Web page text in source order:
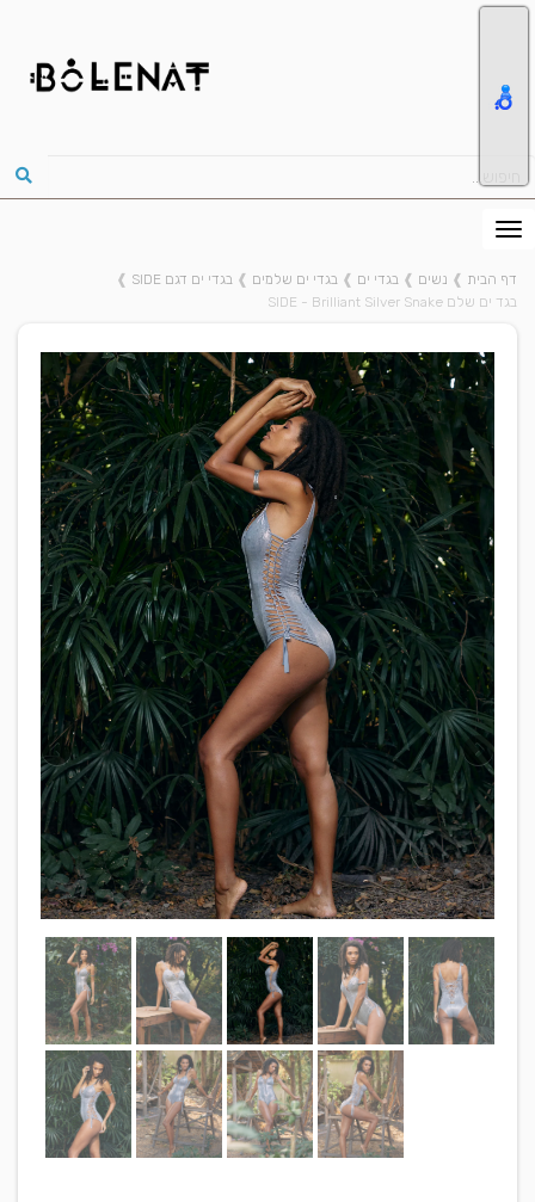
דף הבית ❱ נשים ❱ בגדי ים ❱ בגדי ים שלמים ❱ בגדי ים דגם SIDE
❱
בגד ים שלם SIDE - Brilliant Silver Snake